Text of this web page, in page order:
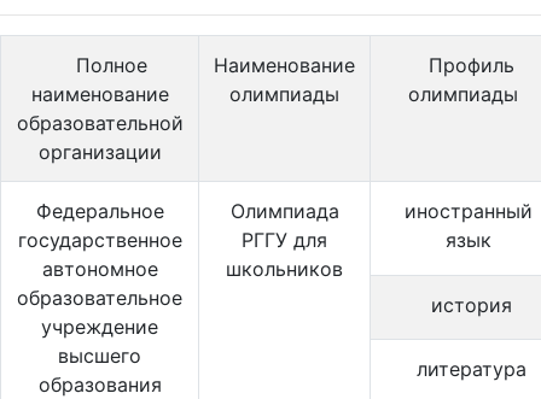
Полное
наименование
образовательной
организации
Наименование
олимпиады
Профиль
олимпиады
Федеральное
государственное
автономное
образовательное
учреждение
высшего
образования
Олимпиада
РГГУ для
школьников
иностранный
язык
история
литература